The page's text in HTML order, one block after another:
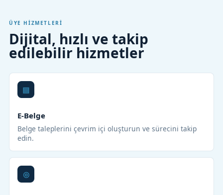
ÜYE HIZMETLERI
Dijital, hızlı ve takip
edilebilir hizmetler
E-Belge
Belge taleplerini çevrim içi oluşturun ve sürecini takip
edin.